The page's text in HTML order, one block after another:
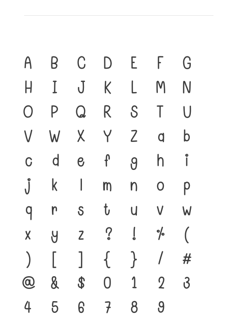
A B C D E F
G
H
I J K L M
N
O
P Q R S T
U
V W X Y Z a
b
c
d e f g h
i
j
k l m n o
p
q
r s t u v
w
x
y z ? ! %
(
)
[ ] { } /
#
@ & $ 0 1 2
3
4
5 6 7 8 9